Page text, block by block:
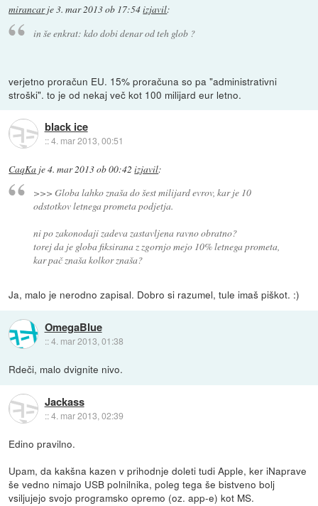
mirancarje3. mar 2013 ob 17:54izjavil:
in še enkrat: kdo dobi denar od teh glob ?
verjetno proračun EU. 15% proračuna so pa "administrativni
stroški". to je od nekaj več kot 100 milijard eur letno.
black ice
::4. mar 2013, 00:51
CaqKa je4. mar 2013 ob 00:42 izjavil:
>>> Globa lahko znaša do šest milijard evrov, kar je 10
odstotkov letnega prometa podjetja.
ni po zakonodaji zadeva zastavljena ravno obratno?
torej da je globa fiksirana z zgornjo mejo 10% letnega prometa,
kar pač znaša kolkor znaša?
Ja, malo je nerodno zapisal. Dobro si razumel, tule imaš piškot. :)
OmegaBlue
::4. mar 2013, 01:38
Rdeči, malo dvignite nivo.
Jackass
::4. mar 2013, 02:39
Edino pravilno.
Upam, da kakšna kazen v prihodnje doleti tudi Apple, ker iNaprave
še vedno nimajo USB polnilnika, poleg tega še bistveno bolj
vsiljujejo svojo programsko opremo (oz. app-e) kot MS.